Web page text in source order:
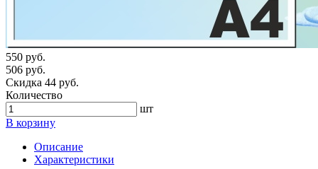
550 руб.
506 руб.
Скидка 44 руб.
Количество
шт
В корзину
Описание
Характеристики